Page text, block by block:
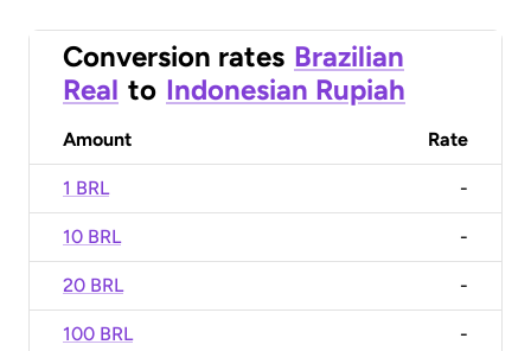
Conversion rates Brazilian
Real to Indonesian Rupiah
Amount Rate
1 BRL -
10 BRL -
20 BRL -
100 BRL -